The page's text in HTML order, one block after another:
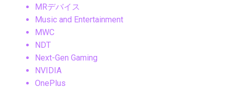
MRデバイス
Music and Entertainment
MWC
NDT
Next-Gen Gaming
NVIDIA
OnePlus